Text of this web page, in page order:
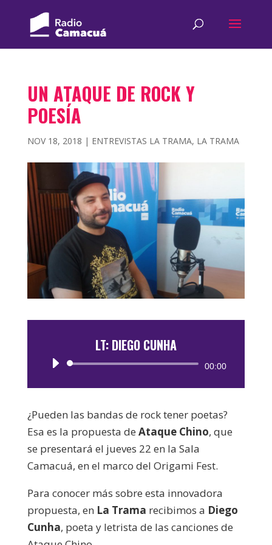
UN ATAQUE DE ROCK Y
POESÍA
NOV 18, 2018 | ENTREVISTAS LA TRAMA, LA TRAMA
LT: DIEGO CUNHA
Reproductor
00:00
¿Pueden las bandas de rock tener poetas?
Esa es la propuesta de Ataque Chino, que
se presentará el jueves 22 en la Sala
Camacuá, en el marco del Origami Fest.
Para conocer más sobre esta innovadora
propuesta, en La Trama recibimos a Diego
Cunha, poeta y letrista de las canciones de